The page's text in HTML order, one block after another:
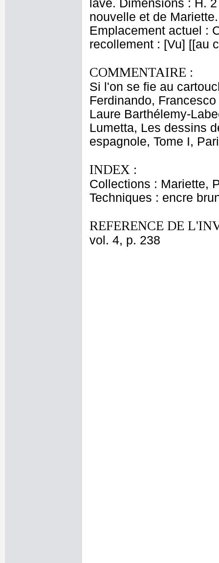
lavé. Dimensions : H.
nouvelle et de
Emplacement actuel :
recollement : [Vu] [[au
COMMENTAIRE :
Si l'on se fie au
Ferdinando,
Laure Barthélemy-
Lumetta, Les dessins
espagnole, Tome I,
INDEX :
Collections : Mariette,
Techniques : encre
REFERENCE DE
vol. 4, p. 238